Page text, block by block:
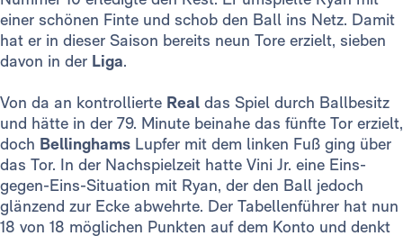
einer schönen Finte und schob den Ball ins Netz. Damit
hat er in dieser Saison bereits neun Tore erzielt, sieben
davon in der Liga.
Von da an kontrollierte Real das Spiel durch Ballbesitz
und hätte in der 79. Minute beinahe das fünfte Tor erzielt,
doch Bellinghams Lupfer mit dem linken Fuß ging über
das Tor. In der Nachspielzeit hatte Vini Jr. eine Eins-
gegen-Eins-Situation mit Ryan, der den Ball jedoch
glänzend zur Ecke abwehrte. Der Tabellenführer hat nun
18 von 18 möglichen Punkten auf dem Konto und denkt